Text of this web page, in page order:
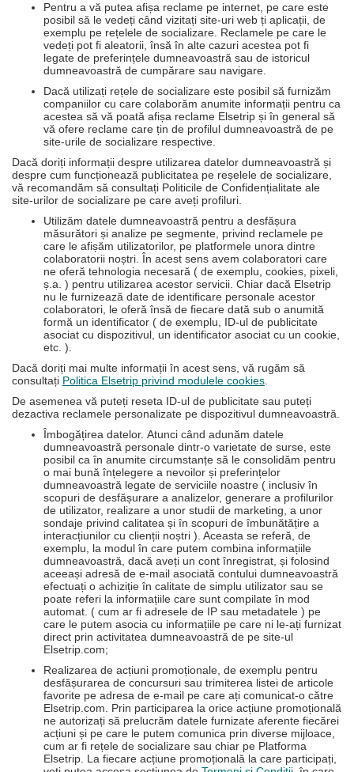
Pentru a vă putea afișa reclame pe internet, pe care este
posibil să le vedeți când vizitați site-uri web ți aplicații, de
exemplu pe rețelele de socializare. Reclamele pe care le
vedeți pot fi aleatorii, însă în alte cazuri acestea pot fi
legate de preferințele dumneavoastră sau de istoricul
dumneavoastră de cumpărare sau navigare.
Dacă utilizați rețele de socializare este posibil să furnizăm
companiilor cu care colaborăm anumite informații pentru ca
acestea să vă poată afișa reclame Elsetrip și în general să
vă ofere reclame care țin de profilul dumneavoastră de pe
site-urile de socializare respective.
Dacă doriți informații despre utilizarea datelor dumneavoastră și
despre cum funcționează publicitatea pe reșelele de socializare,
vă recomandăm să consultați Politicile de Confidențialitate ale
site-urilor de socializare pe care aveți profiluri.
Utilizăm datele dumneavoastră pentru a desfășura
măsurători și analize pe segmente, privind reclamele pe
care le afișăm utilizatorilor, pe platformele unora dintre
colaboratorii noștri. În acest sens avem colaboratori care
ne oferă tehnologia necesară ( de exemplu, cookies, pixeli,
ș.a. ) pentru utilizarea acestor servicii. Chiar dacă Elsetrip
nu le furnizează date de identificare personale acestor
colaboratori, le oferă însă de fiecare dată sub o anumită
formă un identificator ( de exemplu, ID-ul de publicitate
asociat cu dispozitivul, un identificator asociat cu un cookie,
etc. ).
Dacă doriți mai multe informații în acest sens, vă rugăm să
consultați Politica Elsetrip privind modulele cookies
De asemenea vă puteți reseta ID-ul de publicitate sau puteți
dezactiva reclamele personalizate pe dispozitivul dumneavoastră.
Îmbogățirea datelor. Atunci când adunăm datele
dumneavoastră personale dintr-o varietate de surse, este
posibil ca în anumite circumstanțe să le consolidăm pentru
o mai bună înțelegere a nevoilor și preferințelor
dumneavoastră legate de serviciile noastre ( inclusiv în
scopuri de desfășurare a analizelor, generare a profilurilor
de utilizator, realizare a unor studii de marketing, a unor
sondaje privind calitatea și în scopuri de îmbunătățire a
interacțiunilor cu clienții noștri ). Aceasta se referă, de
exemplu, la modul în care putem combina informațiile
dumneavoastră, dacă aveți un cont înregistrat, și folosind
aceeași adresă de e-mail asociată contului dumneavoastră
efectuați o achiziție în calitate de simplu utilizator sau se
poate referi la informațiile care sunt compilate în mod
automat. ( cum ar fi adresele de IP sau metadatele ) pe
care le putem asocia cu informațiile pe care ni le-ați furnizat
direct prin activitatea dumneavoastră de pe site-ul
Elsetrip.com;
Realizarea de acțiuni promoționale, de exemplu pentru
desfășurarea de concursuri sau trimiterea listei de articole
favorite pe adresa de e-mail pe care ați comunicat-o către
Elsetrip.com. Prin participarea la orice acțiune promoțională
ne autorizați să prelucrăm datele furnizate aferente fiecărei
acțiuni și pe care le putem comunica prin diverse mijloace,
cum ar fi rețele de socializare sau chiar pe Platforma
Elsetrip. La fiecare acțiune promoțională la care participați,